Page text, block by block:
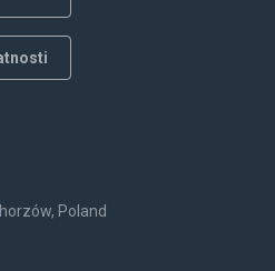
Poland